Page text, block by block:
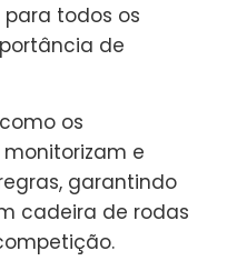
todos os
de
os
e
garantindo
cadeira de rodas